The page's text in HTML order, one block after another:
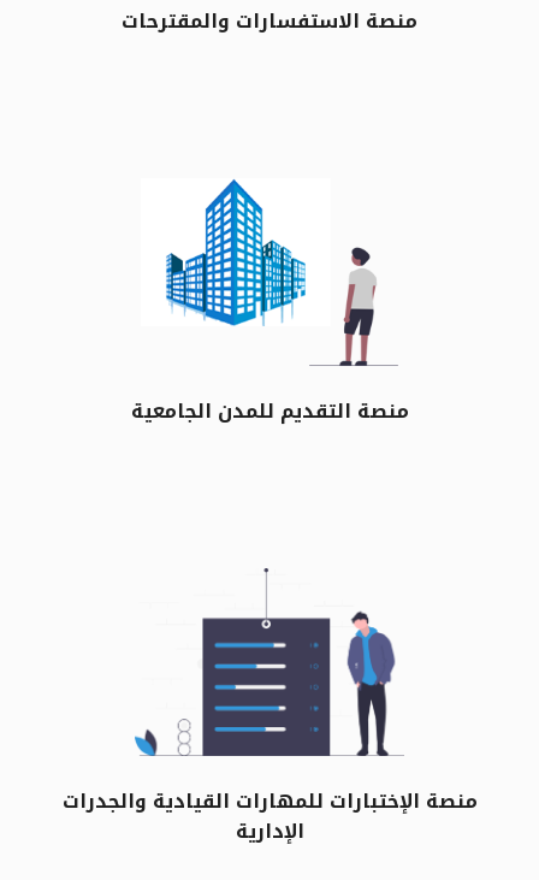
منصة الاستفسارات والمقترحات
منصة التقديم للمدن الجامعية
منصة الإختبارات للمهارات القيادية والجدرات
الإدارية